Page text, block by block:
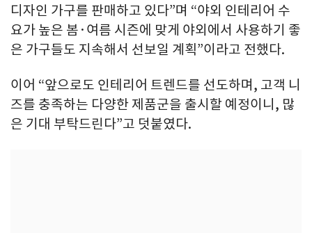
디자인 가구를 판매하고 있다”며 “야외 인테리어 수
요가 높은 봄·여름 시즌에 맞게 야외에서 사용하기 좋
은 가구들도 지속해서 선보일 계획”이라고 전했다.
이어 “앞으로도 인테리어 트렌드를 선도하며, 고객 니
즈를 충족하는 다양한 제품군을 출시할 예정이니, 많
은 기대 부탁드린다”고 덧붙였다.